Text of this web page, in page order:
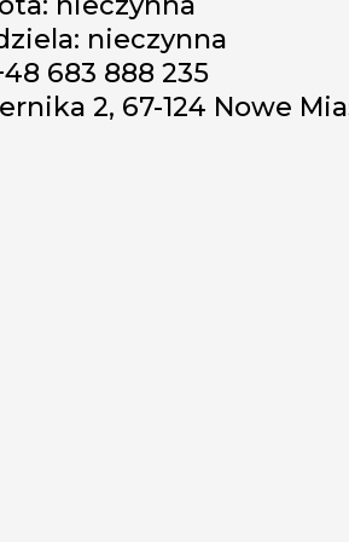
nieczynna
683 888 235
2, 67-124 Nowe